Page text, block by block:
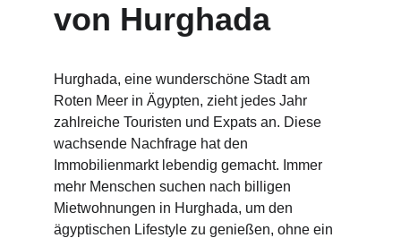
von Hurghada
Hurghada, eine wunderschöne Stadt am
Roten Meer in Ägypten, zieht jedes Jahr
zahlreiche Touristen und Expats an. Diese
wachsende Nachfrage hat den
Immobilienmarkt lebendig gemacht. Immer
mehr Menschen suchen nach billigen
Mietwohnungen in Hurghada, um den
ägyptischen Lifestyle zu genießen, ohne ein